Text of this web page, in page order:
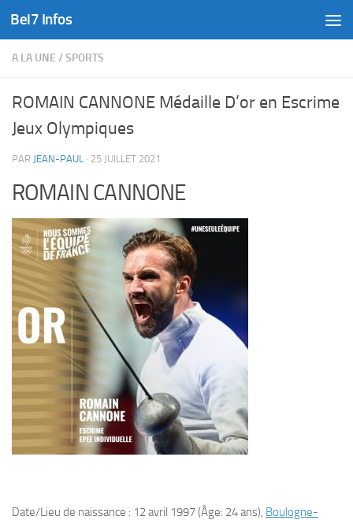
Skip to content
Bel7 Infos
A LA UNE /SPORTS
ROMAIN CANNONE Médaille D’or en Escrime
Jeux Olympiques
PAR JEAN-PAUL · 25 JUILLET 2021
ROMAIN CANNONE
Date/Lieu de naissance : 12 avril 1997 (Âge: 24 ans), Boulogne-